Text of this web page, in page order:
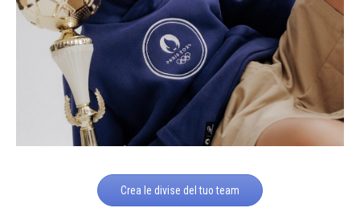
Crea le divise del tuo team